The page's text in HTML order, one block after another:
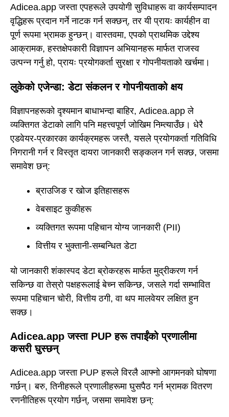
Adicea.app जस्ता एपहरूले उपयोगी सुविधाहरू वा कार्यसम्पादन
वृद्धिहरू प्रदान गर्ने नाटक गर्न सक्छन्, तर यी प्रायः कार्यहीन वा
पूर्ण रूपमा भ्रामक हुन्छन्। वास्तवमा, एपको प्राथमिक उद्देश्य
आक्रामक, हस्तक्षेपकारी विज्ञापन अभियानहरू मार्फत राजस्व
उत्पन्न गर्नु हो, प्रायः प्रयोगकर्ता सुरक्षा र गोपनीयताको खर्चमा।
लुकेको एजेन्डा: डेटा संकलन र गोपनीयताको क्षय
विज्ञापनहरूको दृश्यमान बाधाभन्दा बाहिर, Adicea.app ले
व्यक्तिगत डेटाको लागि पनि महत्त्वपूर्ण जोखिम निम्त्याउँछ। धेरै
एडवेयर-प्रकारका कार्यक्रमहरू जस्तै, यसले प्रयोगकर्ता गतिविधि
निगरानी गर्न र विस्तृत दायरा जानकारी सङ्कलन गर्न सक्छ, जसमा
समावेश छन्:
ब्राउजिङ र खोज इतिहासहरू
वेबसाइट कुकीहरू
व्यक्तिगत रूपमा पहिचान योग्य जानकारी (PII)
वित्तीय र भुक्तानी-सम्बन्धित डेटा
यो जानकारी शंकास्पद डेटा ब्रोकरहरू मार्फत मुद्रीकरण गर्न
सकिन्छ वा तेस्रो पक्षहरूलाई बेच्न सकिन्छ, जसले गर्दा सम्भावित
रूपमा पहिचान चोरी, वित्तीय ठगी, वा थप मालवेयर लक्षित हुन
सक्छ।
Adicea.app जस्ता PUP हरू तपाईंको प्रणालीमा
कसरी घुस्छन्
Adicea.app जस्ता PUP हरूले विरलै आफ्नो आगमनको घोषणा
गर्छन्। बरु, तिनीहरूले प्रणालीहरूमा घुसपैठ गर्न भ्रामक वितरण
रणनीतिहरू प्रयोग गर्छन्, जसमा समावेश छन्: